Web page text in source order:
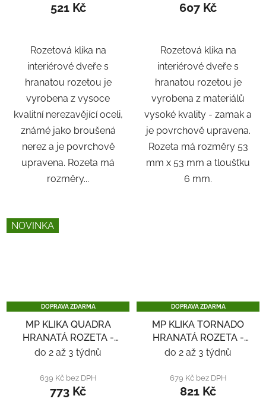
521 Kč
Rozetová klika na
interiérové ​​dveře s
hranatou rozetou je
vyrobena z vysoce
kvalitní nerezavějící oceli,
známé jako broušená
nerez a je povrchově
upravena. Rozeta má
rozměry...
607 Kč
Rozetová klika na
interiérové ​​dveře s
hranatou rozetou je
vyrobena z materiálů
vysoké kvality - zamak a
je povrchově upravena.
Rozeta má rozměry 53
mm x 53 mm a tloušťku
6 mm.
NOVINKA
DOPRAVA ZDARMA
MP KLIKA QUADRA
HRANATÁ ROZETA -
NEREZ
do 2 až 3 týdnů
639 Kč bez DPH
773 Kč
DOPRAVA ZDARMA
MP KLIKA TORNADO
HRANATÁ ROZETA -
NEREZ
do 2 až 3 týdnů
679 Kč bez DPH
821 Kč